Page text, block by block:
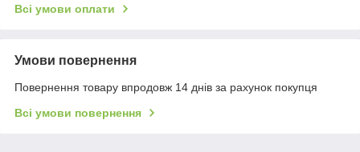
Всі умови оплати
Умови повернення
Повернення товару впродовж 14 днів за рахунок покупця
Всі умови повернення